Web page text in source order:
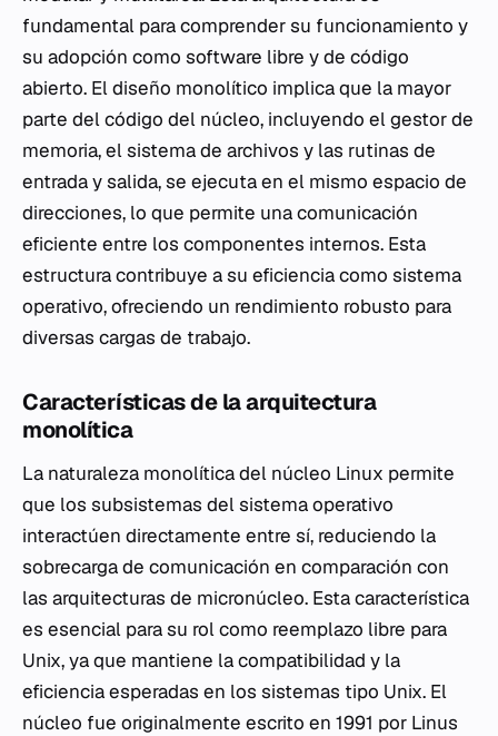
fundamental para comprender su funcionamiento y
su adopción como software libre y de código
abierto. El diseño monolítico implica que la mayor
parte del código del núcleo, incluyendo el gestor de
memoria, el sistema de archivos y las rutinas de
entrada y salida, se ejecuta en el mismo espacio de
direcciones, lo que permite una comunicación
eficiente entre los componentes internos. Esta
estructura contribuye a su eficiencia como sistema
operativo, ofreciendo un rendimiento robusto para
diversas cargas de trabajo.
Características de la arquitectura
monolítica
La naturaleza monolítica del núcleo Linux permite
que los subsistemas del sistema operativo
interactúen directamente entre sí, reduciendo la
sobrecarga de comunicación en comparación con
las arquitecturas de micronúcleo. Esta característica
es esencial para su rol como reemplazo libre para
Unix, ya que mantiene la compatibilidad y la
eficiencia esperadas en los sistemas tipo Unix. El
núcleo fue originalmente escrito en 1991 por Linus